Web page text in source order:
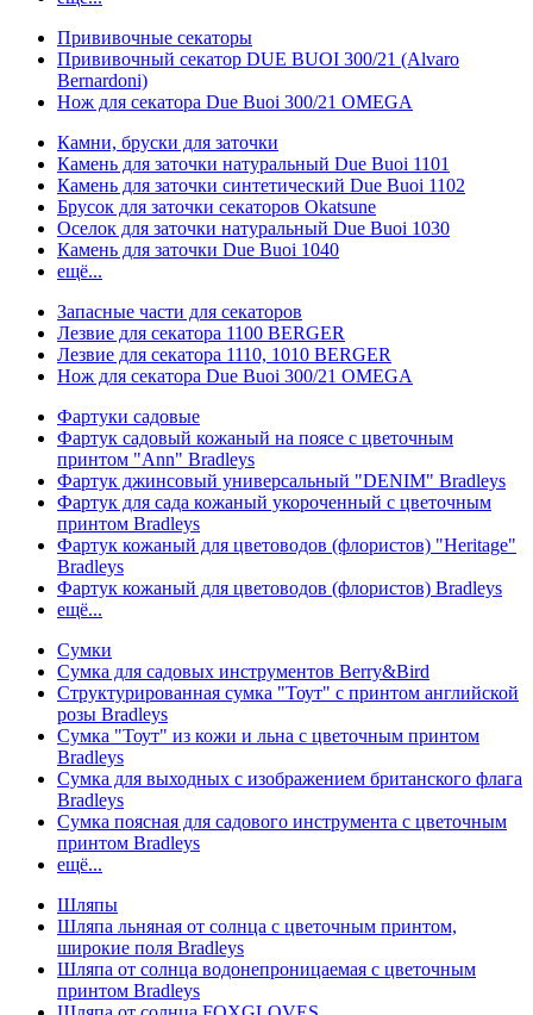
Прививочные секаторы
Прививочный секатор DUE BUOI 300/21 (Alvaro
Bernardoni)
Нож для секатора Due Buoi 300/21 OMEGA
Камни, бруски для заточки
Камень для заточки натуральный Due Buoi 1101
Камень для заточки синтетический Due Buoi 1102
Брусок для заточки секаторов Okatsune
Оселок для заточки натуральный Due Buoi 1030
Камень для заточки Due Buoi 1040
ещё...
Запасные части для секаторов
Лезвие для секатора 1100 BERGER
Лезвие для секатора 1110, 1010 BERGER
Нож для секатора Due Buoi 300/21 OMEGA
Фартуки садовые
Фартук садовый кожаный на поясе с цветочным
принтом "Ann" Bradleys
Фартук джинсовый универсальный "DENIM" Bradleys
Фартук для сада кожаный укороченный с цветочным
принтом Bradleys
Фартук кожаный для цветоводов (флористов) "Heritage"
Bradleys
Фартук кожаный для цветоводов (флористов) Bradleys
ещё...
Сумки
Сумка для садовых инструментов Berry&Bird
Структурированная сумка "Тоут" с принтом английской
розы Bradleys
Сумка "Тоут" из кожи и льна с цветочным принтом
Bradleys
Сумка для выходных с изображением британского флага
Bradleys
Сумка поясная для садового инструмента с цветочным
принтом Bradleys
ещё...
Шляпы
Шляпа льняная от солнца с цветочным принтом,
широкие поля Bradleys
Шляпа от солнца водонепроницаемая с цветочным
принтом Bradleys